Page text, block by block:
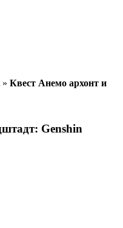
» Квест Анемо архонт и
Genshin